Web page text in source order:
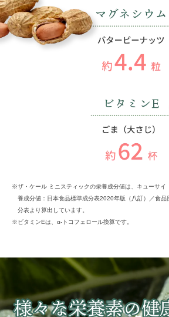
※ザ・ケール ミニスティックの栄養成分値は、キューサイ
養成分値：日本食品標準成分表2020年版（八訂）／食
分表より算出しています。
※ビタミンEは、α-トコフェロール換算です。